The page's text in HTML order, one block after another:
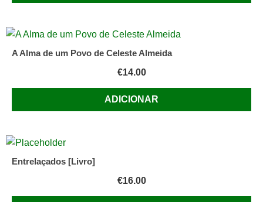
A Alma de um Povo de Celeste Almeida
€14.00
ADICIONAR
Entrelaçados [Livro]
€16.00